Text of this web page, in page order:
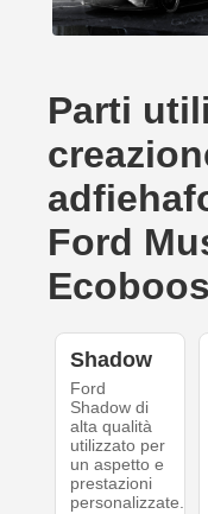
Parti
Ford
Shadow
Ford
Shadow di
alta qualità
utilizzato per
un aspetto e
prestazioni
personalizzate.